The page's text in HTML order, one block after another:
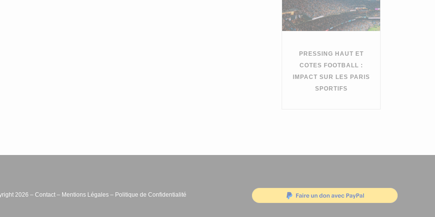
PRESSING HAUT ET
COTES FOOTBALL :
IMPACT SUR LES PARIS
SPORTIFS
2026 – Contact– Mentions Légales– Politique de Confidentialité